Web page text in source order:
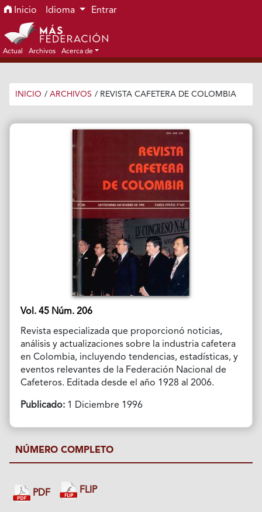
Ir al menú de navegación principal
Ir al contenido principal
Ir al pie de página del sitio
Inicio Idioma Entrar
Actual Archivos Acerca de
INICIO / ARCHIVOS / REVISTA CAFETERA DE COLOMBIA
Vol. 45 Núm. 206
Revista especializada que proporcionó noticias,
análisis y actualizaciones sobre la industria cafetera
en Colombia, incluyendo tendencias, estadísticas, y
eventos relevantes de la Federación Nacional de
Cafeteros. Editada desde el año 1928 al 2006.
Publicado:1 Diciembre 1996
NÚMERO COMPLETO
PDF FLIP